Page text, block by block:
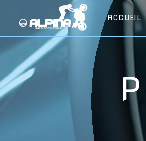
ACCUEIL
Panneau de gestion des cookies